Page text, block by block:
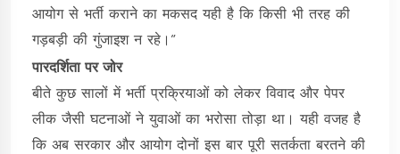
आयोग से भर्ती कराने का मकसद यही है कि किसी भी तरह की
गड़बड़ी की गुंजाइश न रहे।”
पारदर्शिता पर जोर
बीते कुछ सालों में भर्ती प्रक्रियाओं को लेकर विवाद और पेपर
लीक जैसी घटनाओं ने युवाओं का भरोसा तोड़ा था। यही वजह है
कि अब सरकार और आयोग दोनों इस बार पूरी सतर्कता बरतने की